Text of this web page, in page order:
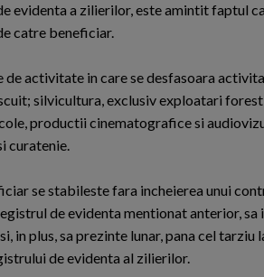
evidenta a zilierilor, este amintit faptul
catre beneficiar.
de activitate in care se desfasoara
silvicultura, exclusiv exploatari
productii cinematografice si
curatenie.
se stabileste fara incheierea unui
de evidenta mentionat anterior, sa
plus, sa prezinte lunar, pana cel tarziu
de evidenta al zilierilor.